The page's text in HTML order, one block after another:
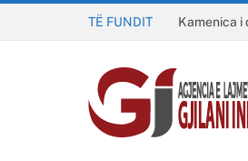
TË FUNDIT Kamenica i